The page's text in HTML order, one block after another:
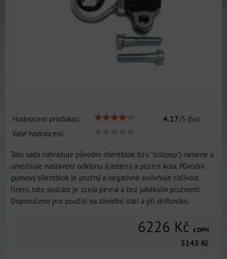
Hodnocení produktu: 4.17/5 (6x)
Vaše hodnocení:
Tato sada nahrazuje původní silentblok (tzv. "lollipop") ramene a
umožňuje nastavení odklonu (casteru) a pozice kola. Původní
gumový silentblok je pružný a negativně ovlivňuje citlivost
řízení, tato součást je zcela pevná a bez jakékoliv pružnosti.
Doporučeno pro použití na závodní trati a při driftování.
6226 Kč s DPH
5145 Kč